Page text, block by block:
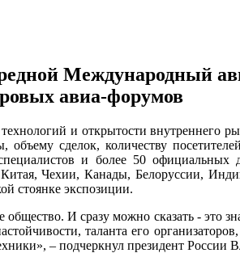
Международный
авиа-форумов
и открытости внутреннего
сделок, количеству
и более 50
Чехии, Канады, Белоруссии,
стоянке экспозиции.
общество. И сразу можно сказать - это
таланта его
– подчеркнул президент